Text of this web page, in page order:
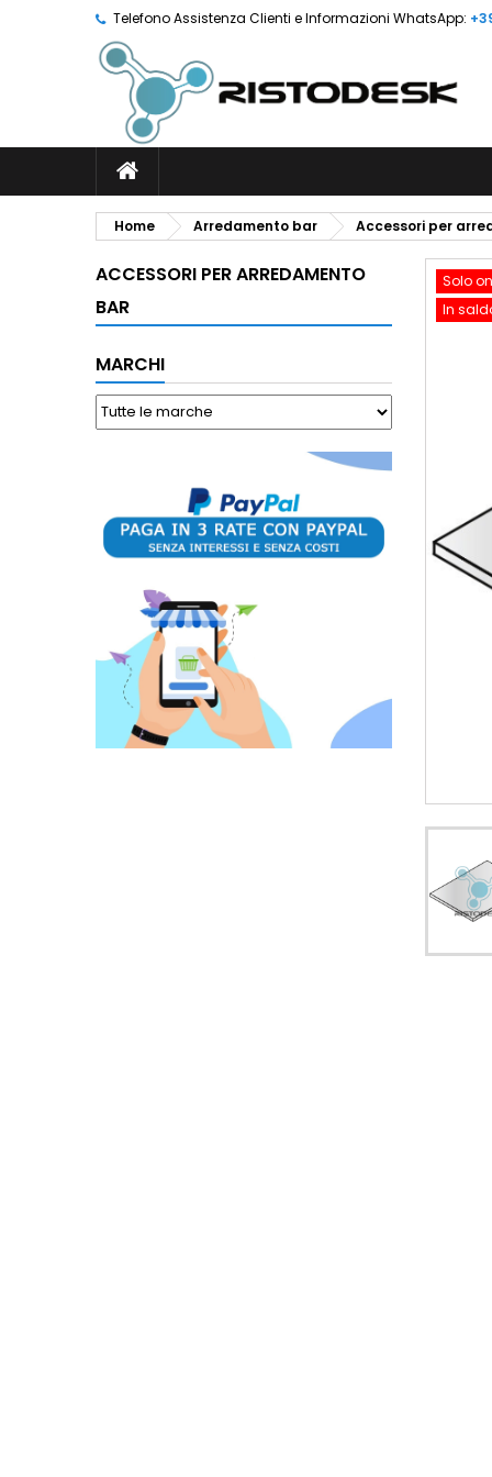
Telefono Assistenza Clienti e Informazioni WhatsApp:
Home Arredamento bar Accessori per
ACCESSORI PER ARREDAMENTO
BAR
MARCHI
Solo
In